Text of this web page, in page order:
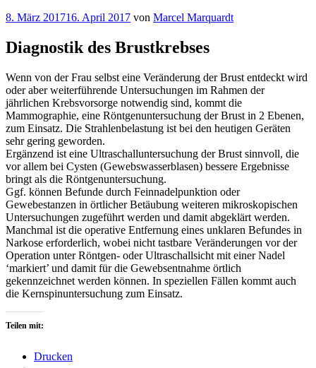
Veröffentlicht
8. März 201716. April 2017 von Marcel Marquardt
Diagnostik des Brustkrebses
Wenn von der Frau selbst eine Veränderung der Brust entdeckt wird
oder aber weiterführende Untersuchungen im Rahmen der
jährlichen Krebsvorsorge notwendig sind, kommt die
Mammographie, eine Röntgenuntersuchung der Brust in 2 Ebenen,
zum Einsatz. Die Strahlenbelastung ist bei den heutigen Geräten
sehr gering geworden.
Ergänzend ist eine Ultraschalluntersuchung der Brust sinnvoll, die
vor allem bei Cysten (Gewebswasserblasen) bessere Ergebnisse
bringt als die Röntgenuntersuchung.
Ggf. können Befunde durch Feinnadelpunktion oder
Gewebestanzen in örtlicher Betäubung weiteren mikroskopischen
Untersuchungen zugeführt werden und damit abgeklärt werden.
Manchmal ist die operative Entfernung eines unklaren Befundes in
Narkose erforderlich, wobei nicht tastbare Veränderungen vor der
Operation unter Röntgen- oder Ultraschallsicht mit einer Nadel
‘markiert’ und damit für die Gewebsentnahme örtlich
gekennzeichnet werden können. In speziellen Fällen kommt auch
die Kernspinuntersuchung zum Einsatz.
Teilen mit:
Drucken